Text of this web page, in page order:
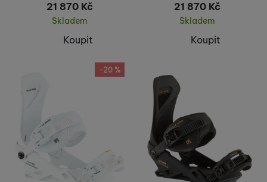
21 870 Kč
Skladem
Koupit
21 870 Kč
Skladem
Koupit
-20 %